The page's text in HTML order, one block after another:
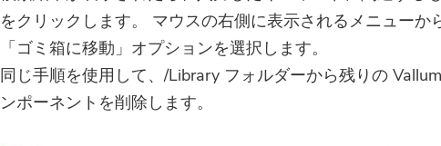
をクリックします。 マウスの右側に表示されるメニューか
「ゴミ箱に移動」オプションを選択します。
同じ手順を使用して、/Library フォルダーから残りの
ンポーネントを削除します。